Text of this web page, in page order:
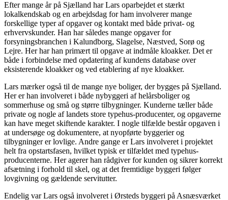
Efter mange år på Sjælland har Lars oparbejdet et stærkt
lokalkendskab og en arbejdsdag for ham involverer mange
forskellige typer af opgaver og kontakt med både privat- og
erhvervskunder. Han har således mange opgaver for
forsyningsbranchen i Kalundborg, Slagelse, Næstved, Sorø og
Lejre. Her har han primært til opgave at indmåle kloakker. Det er
både i forbindelse med opdatering af kundens database over
eksisterende kloakker og ved etablering af nye kloakker.
Lars mærker også til de mange nye boliger, der bygges på Sjælland.
Her er han involveret i både nybyggeri af helårsboliger og
sommerhuse og små og større tilbygninger. Kunderne tæller både
private og nogle af landets store typehus-producenter, og opgaverne
kan have meget skiftende karakter. I nogle tilfælde består opgaven i
at undersøge og dokumentere, at nyopførte byggerier og
tilbygninger er lovlige. Andre gange er Lars involveret i projektet
helt fra opstartsfasen, hvilket typisk er tilfældet med typehus-
producenterne. Her agerer han rådgiver for kunden og sikrer korrekt
afsætning i forhold til skel, og at det fremtidige byggeri følger
lovgivning og gældende servitutter.
Endelig var Lars også involveret i Ørsteds byggeri på Asnæsværket